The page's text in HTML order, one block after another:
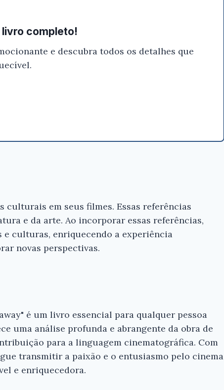
livro completo!
e descubra todos os detalhes que
culturais em seus filmes. Essas referências
e da arte. Ao incorporar essas referências,
culturas, enriquecendo a experiência
novas perspectivas.
é um livro essencial para qualquer pessoa
uma análise profunda e abrangente da obra de
para a linguagem cinematográfica. Com
transmitir a paixão e o entusiasmo pelo cinema
e enriquecedora.